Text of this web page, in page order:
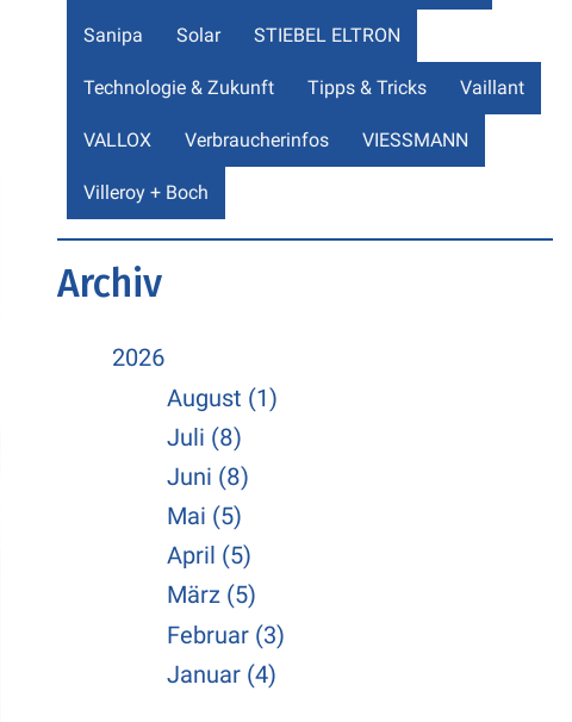
Sanipa Solar STIEBEL ELTRON
Technologie & Zukunft Tipps & Tricks Vaillant
VALLOX Verbraucherinfos VIESSMANN
Villeroy + Boch
Archiv
2026
August (1)
Juli (8)
Juni (8)
Mai (5)
April (5)
März (5)
Februar (3)
Januar (4)